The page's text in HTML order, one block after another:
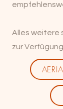
Alles weitere
zur